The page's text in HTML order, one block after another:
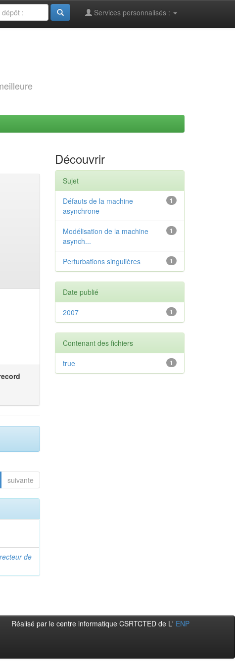
Services personnalisés :
suivante
de
Découvrir
Sujet
1
Défauts de la machine
asynchrone
1
Modélisation de la machine
asynch...
1
Perturbations singulières
Date publié
1
2007
Contenant des fichiers
1
true
Réalisé par le centre informatique CSRTCTED de L' ENP